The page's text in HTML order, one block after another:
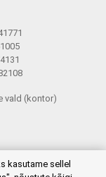
vald (kontor)
kasutame sellel